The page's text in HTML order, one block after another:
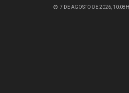
7 DE AGOSTO DE 2026, 10:08H